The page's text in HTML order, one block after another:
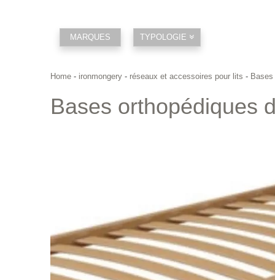
MARQUES TYPOLOGIE
Home - ironmongery - réseaux et accessoires pour lits -
Bases orthopédiques